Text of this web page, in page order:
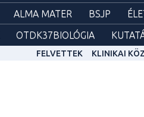
ALMA MATER BSJP
OTDK37BIOLÓGIA
FELVETTEK KLINIKAI